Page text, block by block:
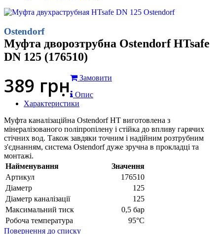
Ostendorf
Муфта дворозтрубна Ostendorf HTsafe
DN 125 (176510)
389 грн
Замовити
Опис
Характеристики
Муфта каналізаційна Ostendorf HT виготовлена з
мінералізованого поліпропілену і стійка до впливу гарячих
стічних вод. Також завдяки точним і надійним розтрубним
з'єднанням, система Ostendorf дуже зручна в прокладці та
монтажі.
Найменування
Значення
Артикул
176510
Діаметр
125
Діаметр каналізації
125
Максимальний тиск
0,5 бар
Робоча температура
95°С
Повернення до списку